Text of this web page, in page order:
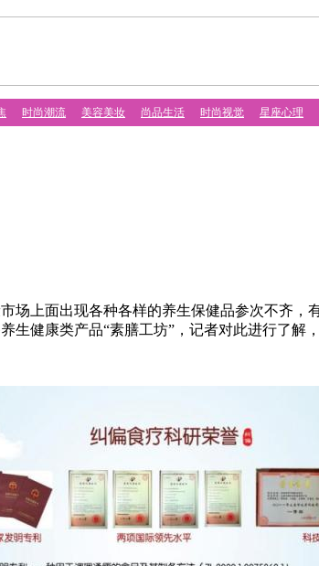
时尚潮流 美容美妆 尚品生活 时尚视觉 星座心理
上面出现各种各样的养生保健品参次不齐，
生健康类产品“素膳工坊”，记者对此进行了